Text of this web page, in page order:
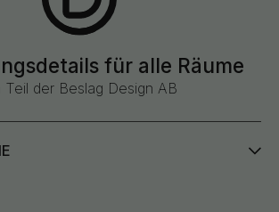
für alle Räume
Teil der Beslag Design AB